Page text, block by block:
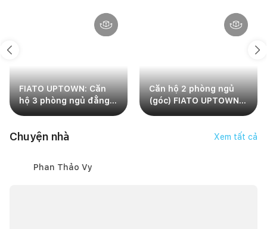
FIATO UPTOWN: Căn
hộ 3 phòng ngủ đẳng
Đức
Căn hộ 2 phòng ngủ
(góc) FIATO UPTOWN:
không gian sống
Chuyện nhà Xem tất cả
Phan Thảo Vy